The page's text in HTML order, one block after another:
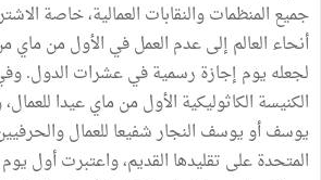
جميع المنظمات والنقابات العمالية، خاصة
أنحاء العالم إلى عدم العمل في الأول من
الكنيسة الكاثوليكية الأول من ماي عيدا
يوسف أو يوسف النجار شفيعا للعمال
المتحدة على تقليدها القديم، واعتبرت أول